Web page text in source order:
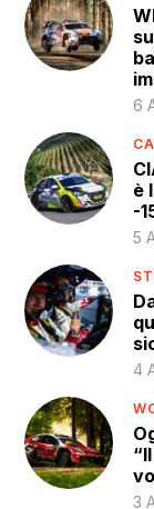
6
è
-
5
4
3